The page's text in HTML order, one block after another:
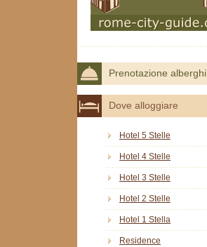
Prenotazione alberghi
Dove alloggiare
Hotel 5 Stelle
Hotel 4 Stelle
Hotel 3 Stelle
Hotel 2 Stelle
Hotel 1 Stella
Residence